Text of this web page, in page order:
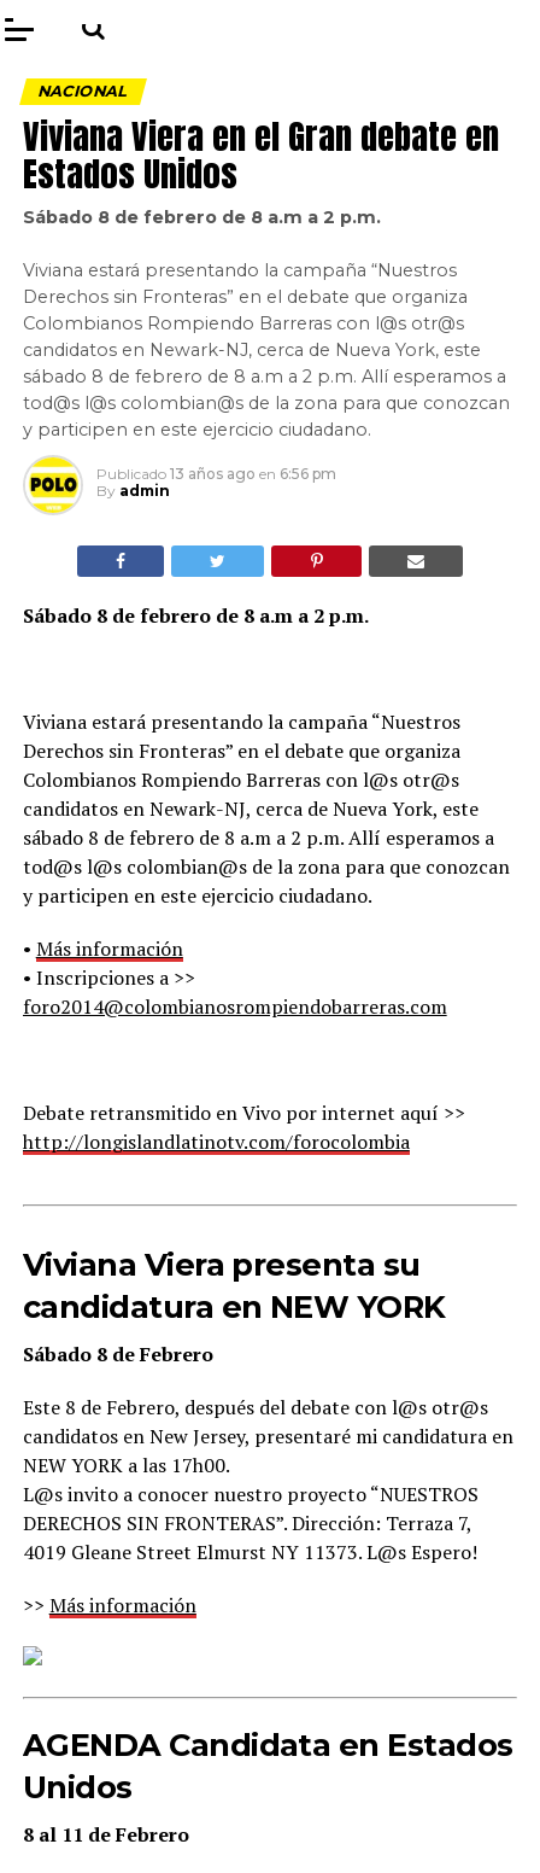
NACIONAL
Viviana Viera en el Gran debate en
Estados Unidos
Sábado 8 de febrero de 8 a.m a 2 p.m.
Viviana estará presentando la campaña “Nuestros
Derechos sin Fronteras” en el debate que organiza
Colombianos Rompiendo Barreras con l@s otr@s
candidatos en Newark-NJ, cerca de Nueva York, este
sábado 8 de febrero de 8 a.m a 2 p.m. Allí esperamos a
tod@s l@s colombian@s de la zona para que conozcan
y participen en este ejercicio ciudadano.
Publicado 13 años ago en 6:56 pm
By admin
Sábado 8 de febrero de 8 a.m a 2 p.m.
Viviana estará presentando la campaña “Nuestros
Derechos sin Fronteras” en el debate que organiza
Colombianos Rompiendo Barreras con l@s otr@s
candidatos en Newark-NJ, cerca de Nueva York, este
sábado 8 de febrero de 8 a.m a 2 p.m. Allí esperamos a
tod@s l@s colombian@s de la zona para que conozcan
y participen en este ejercicio ciudadano.
• Más información
• Inscripciones a >>
foro2014@colombianosrompiendobarreras.com
Debate retransmitido en Vivo por internet aquí >>
http://longislandlatinotv.com/forocolombia
Viviana Viera presenta su
candidatura en NEW YORK
Sábado 8 de Febrero
Este 8 de Febrero, después del debate con l@s otr@s
candidatos en New Jersey, presentaré mi candidatura en
NEW YORK a las 17h00.
L@s invito a conocer nuestro proyecto “NUESTROS
DERECHOS SIN FRONTERAS”. Dirección: Terraza 7,
4019 Gleane Street Elmurst NY 11373. L@s Espero!
>> Más información
AGENDA Candidata en Estados
Unidos
8 al 11 de Febrero